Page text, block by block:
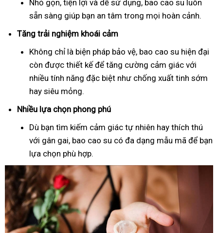
Nhỏ gọn, tiện lợi và dễ sử dụng, bao cao su luôn
sẵn sàng giúp bạn an tâm trong mọi hoàn cảnh.
Tăng trải nghiệm khoái cảm
Không chỉ là biện pháp bảo vệ, bao cao su hiện đại
còn được thiết kế để tăng cường cảm giác với
nhiều tính năng đặc biệt như chống xuất tinh sớm
hay siêu mỏng.
Nhiều lựa chọn phong phú
Dù bạn tìm kiếm cảm giác tự nhiên hay thích thú
với gân gai, bao cao su có đa dạng mẫu mã để bạn
lựa chọn phù hợp.